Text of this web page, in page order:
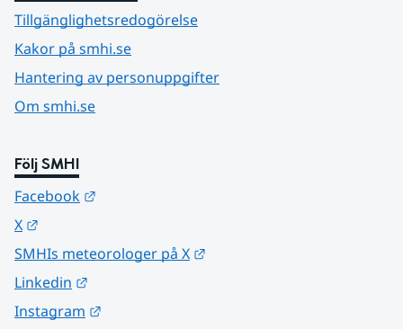
Tillgänglighetsredogörelse
Kakor på smhi.se
Hantering av personuppgifter
Om smhi.se
Följ SMHI
Facebook
X
SMHIs meteorologer på X
Linkedin
Instagram